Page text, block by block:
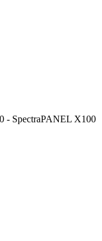
- SpectraPANEL X100